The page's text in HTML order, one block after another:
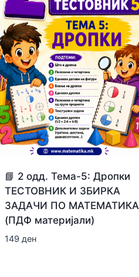
📘 2 одд. Тема-5: Дропки
ТЕСТОВНИК И ЗБИРКА
ЗАДАЧИ ПО МАТЕМАТИКА
(ПДФ материјали)
149 ден